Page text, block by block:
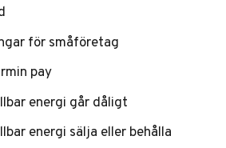
för småföretag
pay
energi går dåligt
energi sälja eller behålla